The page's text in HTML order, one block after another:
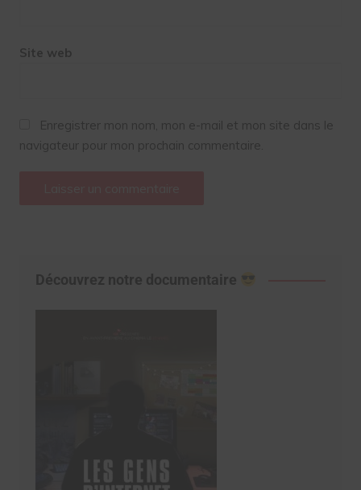
Site web
Enregistrer mon nom, mon e-mail et mon site dans le
navigateur pour mon prochain commentaire.
Découvrez notre documentaire